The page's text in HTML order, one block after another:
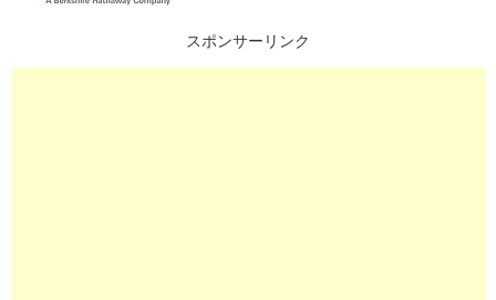
スポンサーリンク